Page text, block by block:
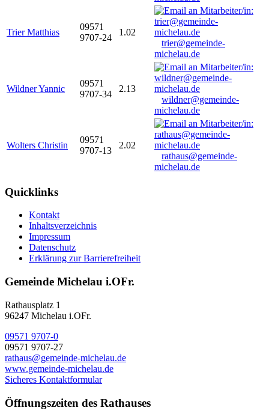
Trier Matthias
09571
9707-24
1.02
trier@gemeinde-
michelau.de
Wildner Yannic
09571
9707-34
2.13
wildner@gemeinde-
michelau.de
Wolters Christin
09571
9707-13
2.02
rathaus@gemeinde-
michelau.de
Quicklinks
Kontakt
Inhaltsverzeichnis
Impressum
Datenschutz
Erklärung zur Barrierefreiheit
Gemeinde Michelau i.OFr.
Rathausplatz 1
96247 Michelau i.OFr.
09571 9707-0
09571 9707-27
rathaus@gemeinde-michelau.de
www.gemeinde-michelau.de
Sicheres Kontaktformular
Öffnungszeiten des Rathauses